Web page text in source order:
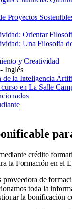
Proyectos
Orientar
Una Filosofía
y Creatividad
Inglés
de la Inteligencia
en La Salle
crédito
la Formación en el
de
toda la
la bonificación